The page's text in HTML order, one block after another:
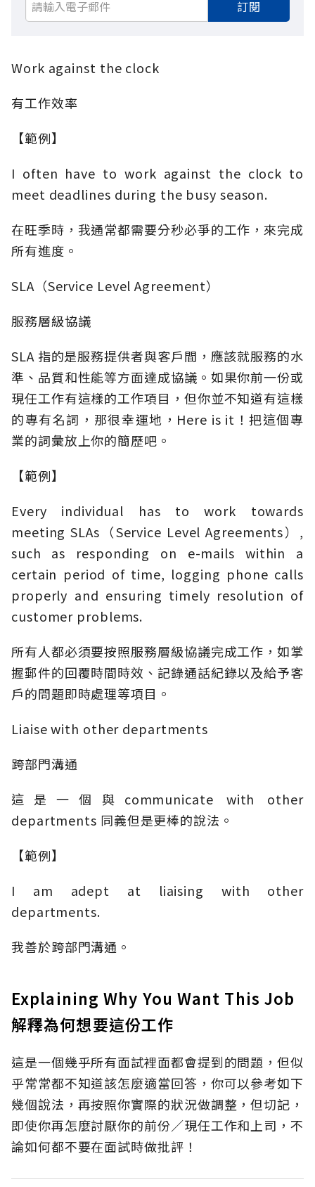
訂閱
Work against the clock
有工作效率
【範例】
I often have to work against the clock to
meet deadlines during the busy season.
在旺季時，我通常都需要分秒必爭的工作，來完成
所有進度。
SLA（Service Level Agreement）
服務層級協議
SLA 指的是服務提供者與客戶間，應該就服務的水
準、品質和性能等方面達成協議。如果你前一份或
現任工作有這樣的工作項目，但你並不知道有這樣
的專有名詞，那很幸運地，Here is it！把這個專
業的詞彙放上你的簡歷吧。
【範例】
Every individual has to work towards
meeting SLAs（Service Level Agreements）,
such as responding on e-mails within a
certain period of time, logging phone calls
properly and ensuring timely resolution of
customer problems.
所有人都必須要按照服務層級協議完成工作，如掌
握郵件的回覆時間時效、記錄通話紀錄以及給予客
戶的問題即時處理等項目。
Liaise with other departments
跨部門溝通
這是一個與communicate with other
departments 同義但是更棒的說法。
【範例】
I am adept at liaising with other
departments.
我善於跨部門溝通。
Explaining Why You Want This Job
解釋為何想要這份工作
這是一個幾乎所有面試裡面都會提到的問題，但似
乎常常都不知道該怎麼適當回答，你可以參考如下
幾個說法，再按照你實際的狀況做調整，但切記，
即使你再怎麼討厭你的前份／現任工作和上司，不
論如何都不要在面試時做批評！